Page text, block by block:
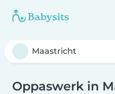
Oppaswerk in